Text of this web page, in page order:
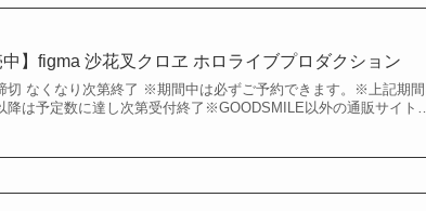
中】figma 沙花叉クロヱ ホロライブプロダクション
切 なくなり次第終了 ※期間中は必ずご予約できます。※上記期
降は予定数に達し次第受付終了※GOODSMILE以外の通販サイト